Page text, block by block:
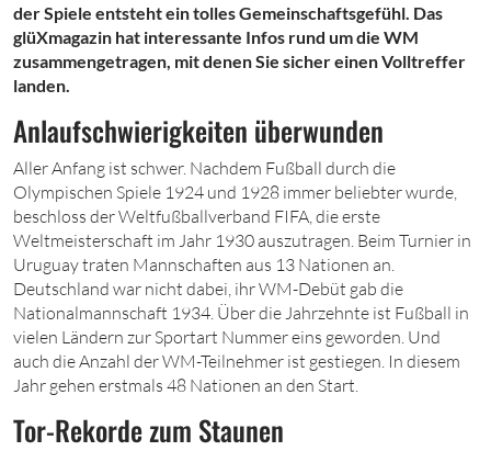
der Spiele entsteht ein tolles Gemeinschaftsgefühl. Das
glüXmagazin hat interessante Infos rund um die WM
zusammengetragen, mit denen Sie sicher einen Volltreffer
landen.
Anlaufschwierigkeiten überwunden
Aller Anfang ist schwer. Nachdem Fußball durch die
Olympischen Spiele 1924 und 1928 immer beliebter wurde,
beschloss der Weltfußballverband FIFA, die erste
Weltmeisterschaft im Jahr 1930 auszutragen. Beim Turnier in
Uruguay traten Mannschaften aus 13 Nationen an.
Deutschland war nicht dabei, ihr WM-Debüt gab die
Nationalmannschaft 1934. Über die Jahrzehnte ist Fußball in
vielen Ländern zur Sportart Nummer eins geworden. Und
auch die Anzahl der WM-Teilnehmer ist gestiegen. In diesem
Jahr gehen erstmals 48 Nationen an den Start.
Tor-Rekorde zum Staunen